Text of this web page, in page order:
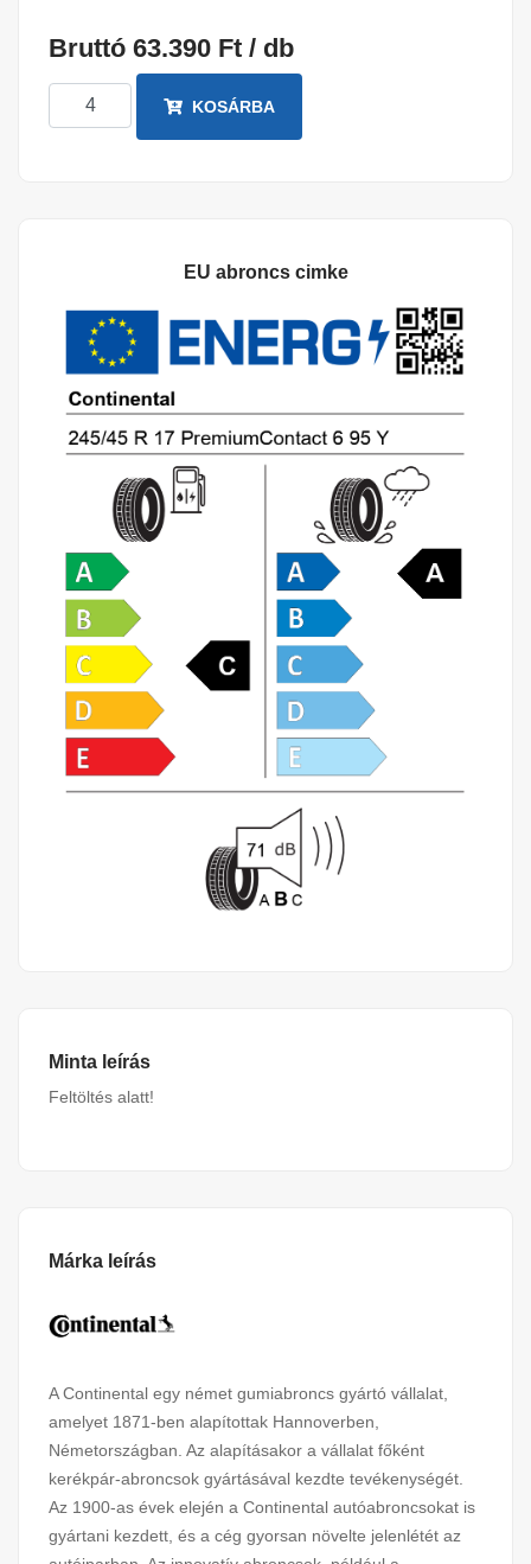
Bruttó 63.390 Ft / db
KOSÁRBA
EU abroncs cimke
Minta leírás
Feltöltés alatt!
Márka leírás
A Continental egy német gumiabroncs gyártó vállalat,
amelyet 1871-ben alapítottak Hannoverben,
Németországban. Az alapításakor a vállalat főként
kerékpár-abroncsok gyártásával kezdte tevékenységét.
Az 1900-as évek elején a Continental autóabroncsokat is
gyártani kezdett, és a cég gyorsan növelte jelenlétét az